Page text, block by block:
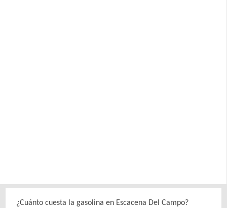
¿Cuánto cuesta la gasolina en Escacena Del Campo?